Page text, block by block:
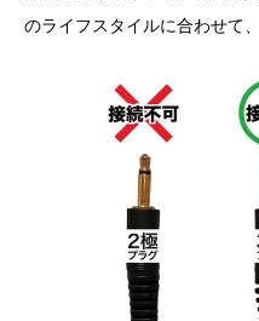
のライフスタイルに合わせて